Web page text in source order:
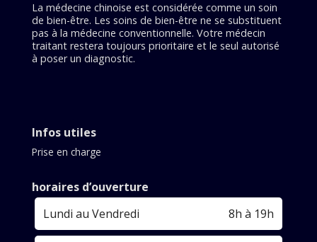
La médecine chinoise est considérée comme un soin
de bien-être. Les soins de bien-être ne se substituent
pas à la médecine conventionnelle. Votre médecin
traitant restera toujours prioritaire et le seul autorisé
à poser un diagnostic.
Infos utiles
Prise en charge
horaires d’ouverture
Lundi au Vendredi
8h à 19h